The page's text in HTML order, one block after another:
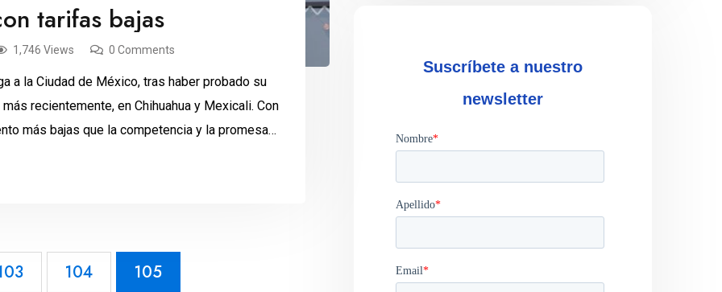
tarifas bajas
1,746 Views 0 Comments
a la Ciudad de México, tras haber probado su
recientemente, en Chihuahua y Mexicali. Con
más bajas que la competencia y la promesa
104 105
Suscríbete a nuestro
newsletter